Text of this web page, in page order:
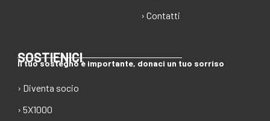
› Contatti
SOSTIENICI
Il tuo sostegno è importante, donaci un tuo sorriso
› Diventa socio
› 5X1000